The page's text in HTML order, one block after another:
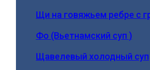
Щи на говяжьем ребре с
Фо (Вьетнамский суп )
Щавелевый холодный суп